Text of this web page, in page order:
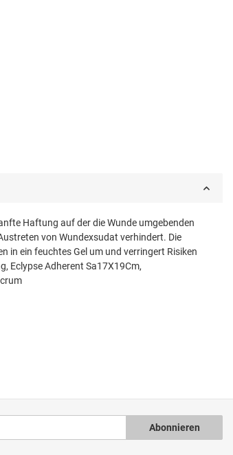
Haftung auf der die Wunde umgebenden
von Wundexsudat verhindert. Die
in ein feuchtes Gel um und verringert Risiken
Eclypse Adherent Sa17X19Cm,
Abonnieren